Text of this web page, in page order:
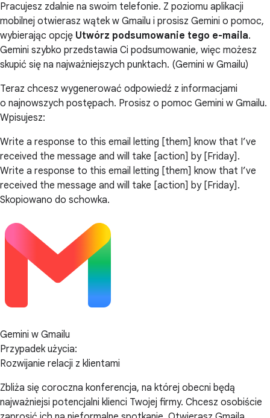
Pracujesz zdalnie na swoim telefonie. Z poziomu aplikacji
mobilnej otwierasz wątek w Gmailu i prosisz Gemini o pomoc,
wybierając opcję Utwórz podsumowanie tego e-maila.
Gemini szybko przedstawia Ci podsumowanie, więc możesz
skupić się na najważniejszych punktach. (Gemini w Gmailu)
Teraz chcesz wygenerować odpowiedź z informacjami
o najnowszych postępach. Prosisz o pomoc Gemini w Gmailu.
Wpisujesz:
Write a response to this email letting [them] know that I’ve
received the message and will take [action] by [Friday].
Write a response to this email letting [them] know that I’ve
received the message and will take [action] by [Friday].
Skopiowano do schowka.
Gemini w Gmailu
Przypadek użycia:
Rozwijanie relacji z klientami
Zbliża się coroczna konferencja, na której obecni będą
najważniejsi potencjalni klienci Twojej firmy. Chcesz osobiście